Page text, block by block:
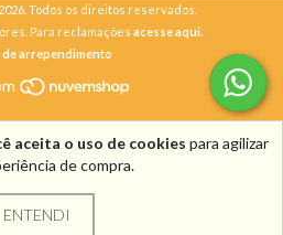
aceita o uso de cookies para agilizar
de compra.
ENTENDI
Todos os direitos reservados.
Para reclamações acesse aqui.
de arrependimento